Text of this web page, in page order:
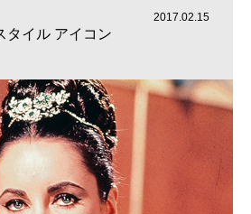
タイル アイコン
2017.02.15